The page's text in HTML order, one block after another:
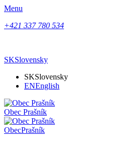
Menu
+421 337 780 534
SKSlovensky
SKSlovensky
ENEnglish
Obec Prašník
ObecPrašník